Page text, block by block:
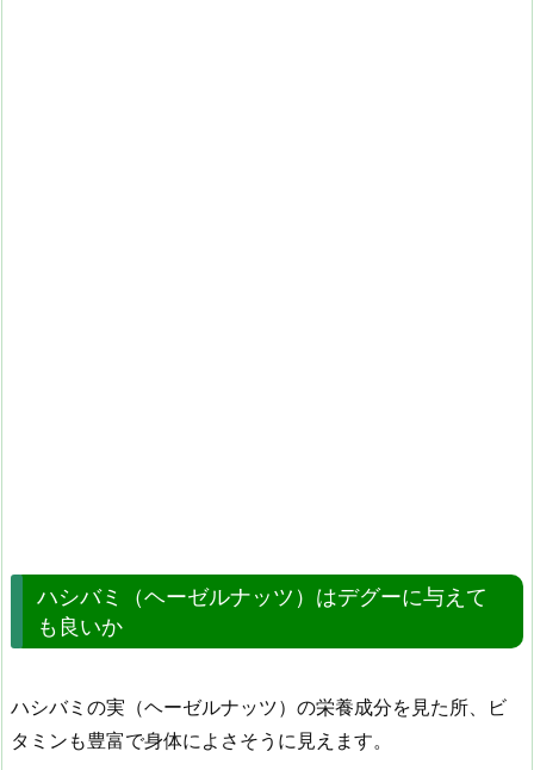
ハシバミ（ヘーゼルナッツ）はデグーに与えて
も良いか
ハシバミの実（ヘーゼルナッツ）の栄養成分を見た所、ビ
タミンも豊富で身体によさそうに見えます。